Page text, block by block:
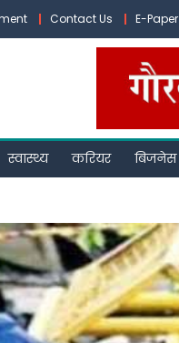
Contact Us E-Paper
स्वास्थ्य करियर बिजनेस